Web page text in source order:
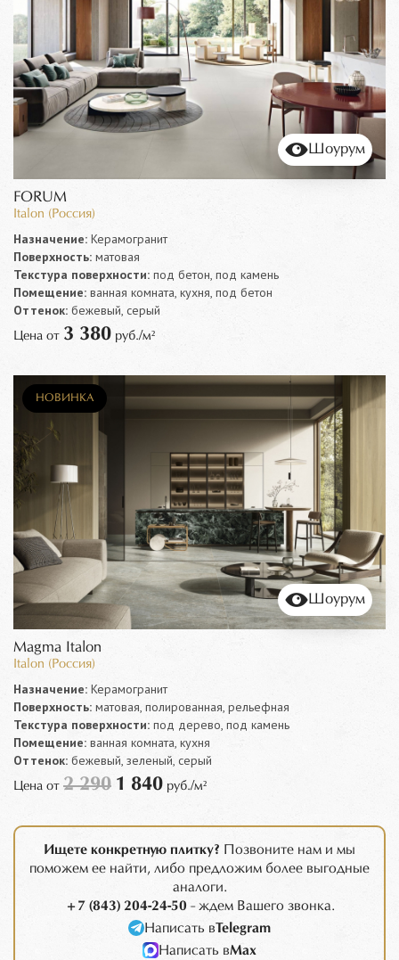
Шоурум
FORUM
Italon (Россия)
Назначение: Керамогранит
Поверхность: матовая
Текстура поверхности: под бетон, под камень
Помещение: ванная комната, кухня, под бетон
Оттенок: бежевый, серый
Цена от 3 380 руб./м²
НОВИНКА
Шоурум
Magma Italon
Italon (Россия)
Назначение: Керамогранит
Поверхность: матовая, полированная, рельефная
Текстура поверхности: под дерево, под камень
Помещение: ванная комната, кухня
Оттенок: бежевый, зеленый, серый
Цена от 2 290 1 840 руб./м²
Ищете конкретную плитку? Позвоните нам и мы
поможем ее найти, либо предложим более выгодные
аналоги.
+7 (843) 204-24-50- ждем Вашего звонка.
Написать вTelegram
Написать вMax